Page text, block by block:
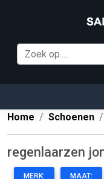
Home
Schoenen
regenlaarzen
MERK: MAAT: